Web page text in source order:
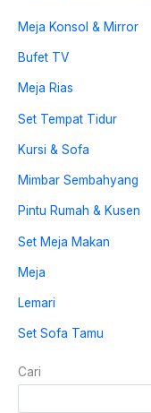
Meja Konsol & Mirror
Bufet TV
Meja Rias
Set Tempat Tidur
Kursi & Sofa
Mimbar Sembahyang
Pintu Rumah & Kusen
Set Meja Makan
Meja
Lemari
Set Sofa Tamu
Cari